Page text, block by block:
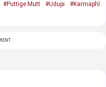
#Puttige Mutt #Udupi
#Karmaphl